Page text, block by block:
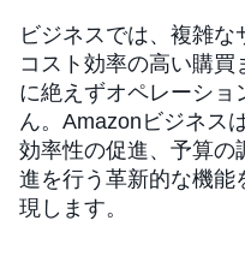
ビジネスでは、複雑な
コスト効率の高い購
に絶えずオペレーシ
ん。Amazonビジネス
効率性の促進、予算の
進を行う革新的な機能
現します。